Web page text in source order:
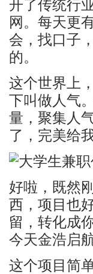
开了传统行
网。每天更
会，找口子
的。
这个世界上
下叫做人气
量，聚集人
了，完美给
好啦，既然
西，项目也
留，转化成
今天金浩启
这个项目简